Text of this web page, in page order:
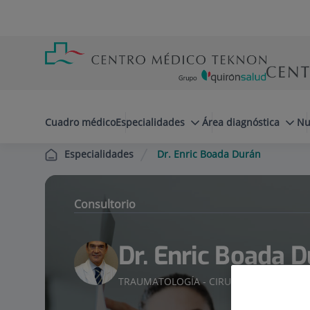
cabecera
Cuadro médicoEspecialidades Área diagnóstica
Especialidades Dr. Enric Boada Durán
Consultorio
Dr. Enric Boada
TRAUMATOLOGÍA - CIRUGÍA ORTOPÉDICA